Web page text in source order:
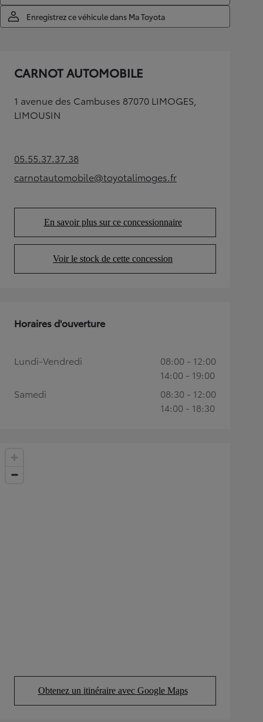
Enregistrez ce véhicule dans Ma Toyota
CARNOT AUTOMOBILE
1 avenue des Cambuses 87070 LIMOGES,
LIMOUSIN
05.55.37.37.38(Opens in new tab)
carnotautomobile@toyotalimoges.fr
(Opens in new tab)
En savoir plus sur ce concessionnaire
(Opens in new tab)
Voir le stock de cette concession
(Opens in new tab)
Obtenez un itinéraire avec Google Maps
(Opens in new tab)
Horaires d'ouverture
Lundi-Vendredi
08:00 - 12:00
14:00 - 19:00
Samedi
08:30 - 12:00
14:00 - 18:30